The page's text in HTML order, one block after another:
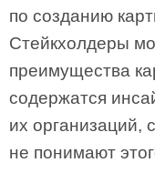
по созданию
Стейкхолдеры
преимущества
содержатся
их организаций,
не понимают